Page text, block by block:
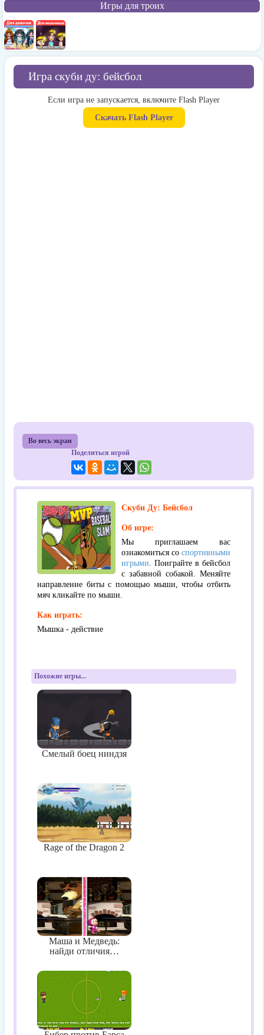
Игры для троих
Игра скуби ду: бейсбол
Если игра не запускается, включите Flash Player
Скачать Flash Player
Во весь экран
Поделиться игрой
Скуби Ду: Бейсбол
Об игре:
Мы приглашаем вас
ознакомиться со спортивными
игрыми. Поиграйте в бейсбол
с забавной собакой. Меняйте
направление биты с помощью мыши, чтобы отбить
мяч кликайте по мыши.
Как играть:
Мышка - действие
Похожие игры...
Смелый боец ниндзя
Rage of the Dragon 2
Маша и Медведь:
найди отличия…